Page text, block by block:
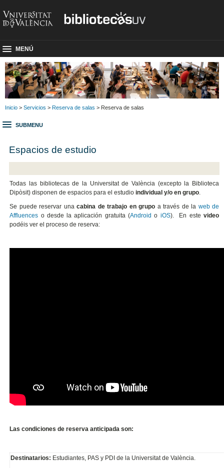
MENÚ
Inicio > Servicios > Reserva de salas > Reserva de salas
SUBMENU
Espacios de estudio
Todas las bibliotecas de la Universitat de València (excepto la Biblioteca
Dipòsit) disponen de espacios para el estudioindividual y/o en grupo.
Se puede reservar unacabina de trabajo en grupo a través de la web de
Affluences o desde la aplicación gratuita (Android o iOS). En estevideo
podéis ver el proceso de reserva:
Las condiciones de reserva anticipada son:
Destinatarios: Estudiantes, PAS y PDI de la Universitat de València.